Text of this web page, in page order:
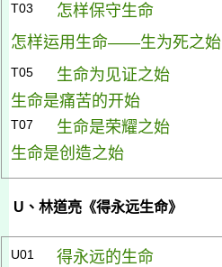
T03 怎样保守生命
怎样运用生命——生为死之始
T05 生命为见证之始
生命是痛苦的开始
T07 生命是荣耀之始
生命是创造之始
U 、林道亮《得永远生命》
U01 得永远的生命